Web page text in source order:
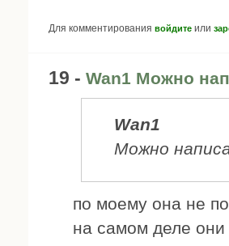
Для комментирования войдите или
19 - Wan1 Можно
Wan1
Можно
по моему она не
на самом деле они